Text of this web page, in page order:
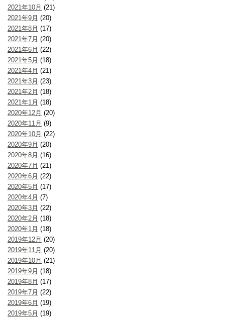
2021年10月 (21)
2021年9月 (20)
2021年8月 (17)
2021年7月 (20)
2021年6月 (22)
2021年5月 (18)
2021年4月 (21)
2021年3月 (23)
2021年2月 (18)
2021年1月 (18)
2020年12月 (20)
2020年11月 (9)
2020年10月 (22)
2020年9月 (20)
2020年8月 (16)
2020年7月 (21)
2020年6月 (22)
2020年5月 (17)
2020年4月 (7)
2020年3月 (22)
2020年2月 (18)
2020年1月 (18)
2019年12月 (20)
2019年11月 (20)
2019年10月 (21)
2019年9月 (18)
2019年8月 (17)
2019年7月 (22)
2019年6月 (19)
2019年5月 (19)